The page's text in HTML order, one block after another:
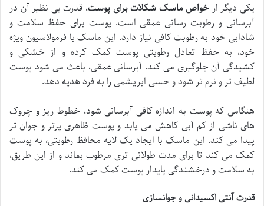
یکی دیگر ازخواص ماسک شکلات برای پوست، قدرت بی نظیر آن در
آبرسانی و رطوبت رسانی عمقی است. پوست برای حفظ سلامت و
شادابی خود به رطوبت کافی نیاز دارد. این ماسک با فرمولاسیون ویژه
خود، به حفظ تعادل رطوبتی پوست کمک کرده و از خشکی و
کشیدگی آن جلوگیری می کند. آبرسانی عمقی، باعث می شود پوست
لطیف تر و نرم تر شود و حسی ابریشمی را به فرد هدیه دهد.
هنگامی که پوست به اندازه کافی آبرسانی شود، خطوط ریز و چروک
های ناشی از کم آبی کاهش می یابد و پوست ظاهری پرتر و جوان تر
پیدا می کند. این ماسک با ایجاد یک لایه محافظ رطوبتی، به پوست
کمک می کند تا برای مدت طولانی تری مرطوب بماند و از این طریق،
به سلامت و درخشندگی پایدار پوست کمک می کند.
قدرت آنتی اکسیدانی و جوانسازی